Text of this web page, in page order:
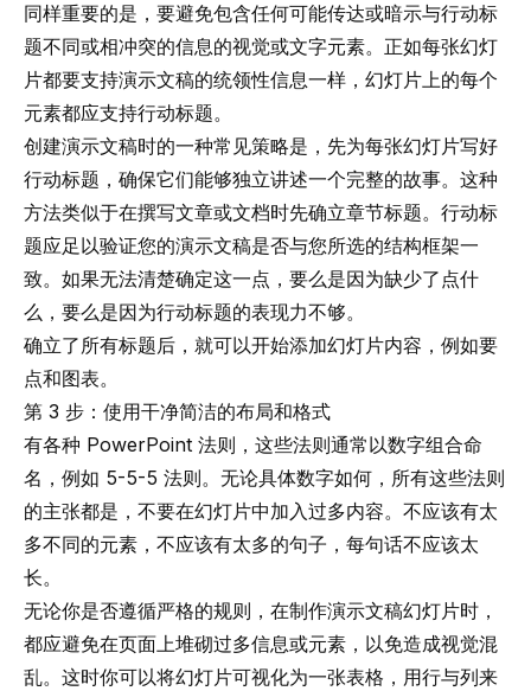
同样重要的是，要避免包含任何可能传达或暗示与行动标
题不同或相冲突的信息的视觉或文字元素。正如每张幻灯
片都要支持演示文稿的统领性信息一样，幻灯片上的每个
元素都应支持行动标题。
创建演示文稿时的一种常见策略是，先为每张幻灯片写好
行动标题，确保它们能够独立讲述一个完整的故事。这种
方法类似于在撰写文章或文档时先确立章节标题。行动标
题应足以验证您的演示文稿是否与您所选的结构框架一
致。如果无法清楚确定这一点，要么是因为缺少了点什
么，要么是因为行动标题的表现力不够。
确立了所有标题后，就可以开始添加幻灯片内容，例如要
点和图表。
第 3 步：使用干净简洁的布局和格式
有各种 PowerPoint 法则，这些法则通常以数字组合命
名，例如 5-5-5 法则。无论具体数字如何，所有这些法则
的主张都是，不要在幻灯片中加入过多内容。不应该有太
多不同的元素，不应该有太多的句子，每句话不应该太
长。
无论你是否遵循严格的规则，在制作演示文稿幻灯片时，
都应避免在页面上堆砌过多信息或元素，以免造成视觉混
乱。这时你可以将幻灯片可视化为一张表格，用行与列来